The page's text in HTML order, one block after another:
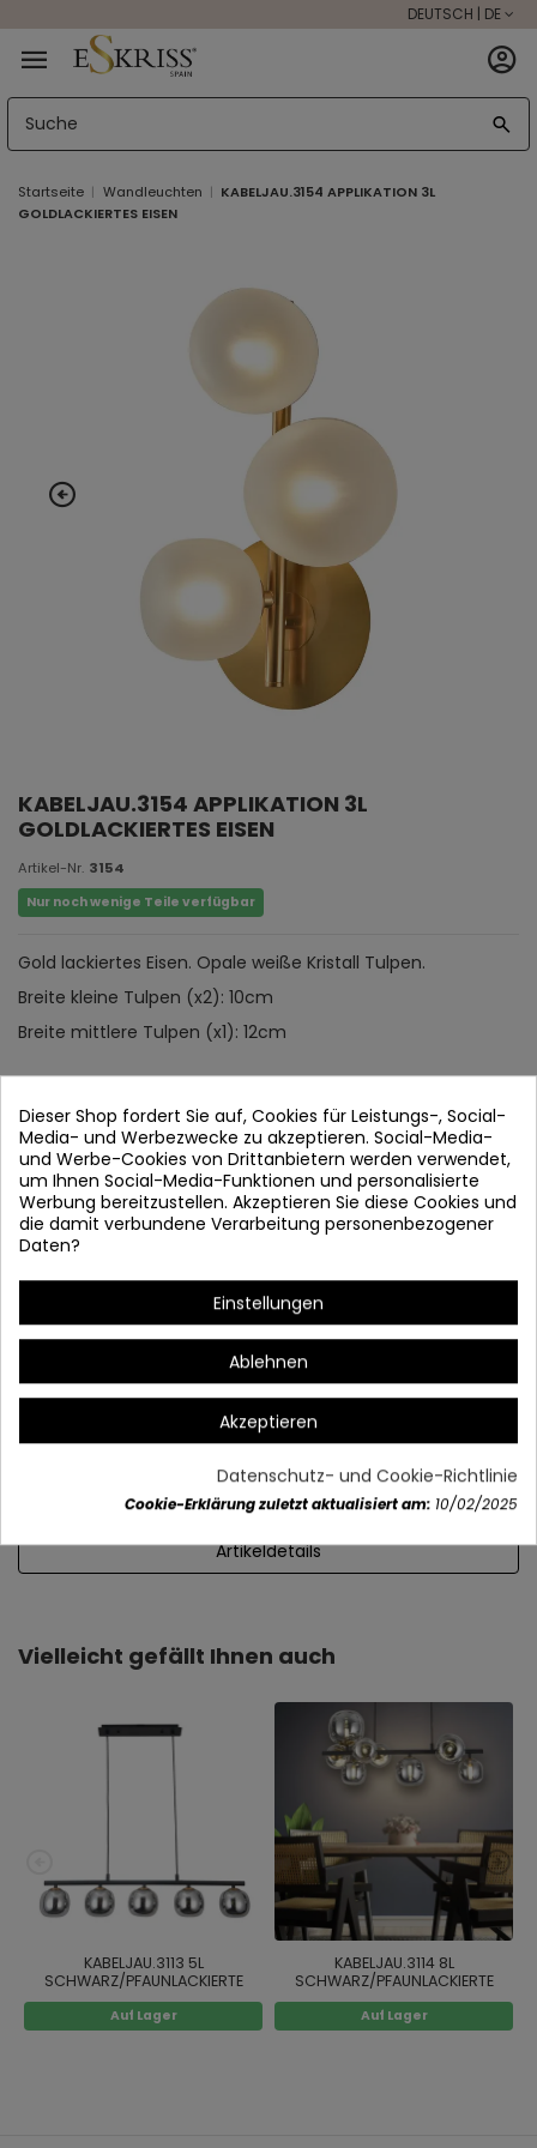
DEUTSCH | DE
Startseite Wandleuchten
KABELJAU.3154 APPLIKATION 3L
GOLDLACKIERTES EISEN
KABELJAU.3154 APPLIKATION 3L
GOLDLACKIERTES EISEN
Artikel-Nr. 3154
Nur noch wenige Teile verfügbar
Gold lackiertes Eisen. Opale weiße Kristall Tulpen.
Breite kleine Tulpen (x2): 10cm
Breite mittlere Tulpen (x1): 12cm
Empfohlene Lampen:
Artikeldetails
Vielleicht gefällt Ihnen auch
KABELJAU.3113 5L
SCHWARZ/PFAUNLACKIERTE
EISENLAMPE
Auf Lager
KABELJAU.3114 8L
SCHWARZ/PFAUNLACKIERTE
EISENLAMPE
Auf Lager
Dieser Shop fordert Sie auf, Cookies für Leistungs-, Social-
Media- und Werbezwecke zu akzeptieren. Social-Media-
und Werbe-Cookies von Drittanbietern werden verwendet,
um Ihnen Social-Media-Funktionen und personalisierte
Werbung bereitzustellen. Akzeptieren Sie diese Cookies und
die damit verbundene Verarbeitung personenbezogener
Daten?
Einstellungen
Ablehnen
Akzeptieren
Datenschutz- und Cookie-Richtlinie
Cookie-Erklärung zuletzt aktualisiert am: 10/02/2025